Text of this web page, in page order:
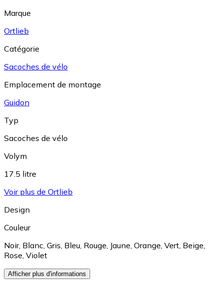
Marque
Ortlieb
Catégorie
Sacoches de vélo
Emplacement de montage
Guidon
Typ
Sacoches de vélo
Volym
17.5 litre
Voir plus de Ortlieb
Design
Couleur
Noir, Blanc, Gris, Bleu, Rouge, Jaune, Orange, Vert, Beige,
Rose, Violet
Afficher plus d'informations